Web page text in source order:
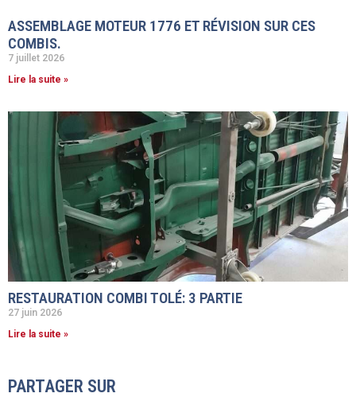
ASSEMBLAGE MOTEUR 1776 ET RÉVISION SUR CES
COMBIS.
7 juillet 2026
Lire la suite »
RESTAURATION COMBI TOLÉ: 3 PARTIE
27 juin 2026
Lire la suite »
PARTAGER SUR